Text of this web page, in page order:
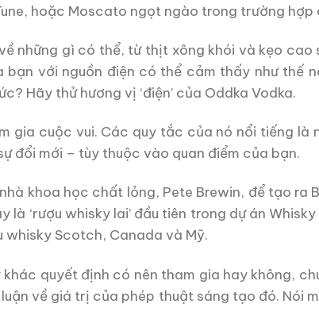
hoặc Moscato ngọt ngào trong trường
những gì có thể, từ thịt xông khói và kẹo cao
với nguồn điện có thể cảm thấy như thế
Hãy thử hương vị ‘điện’ của Oddka Vodka.
gia cuộc vui. Các quy tắc của nó nổi tiếng là
đổi mới – tùy thuộc vào quan điểm của bạn.
khoa học chất lỏng, Pete Brewin, để tạo ra
‘rượu whisky lai’ đầu tiên trong dự án
whisky Scotch, Canada và Mỹ.
quyết định có nên tham gia hay không,
về giá trị của phép thuật sáng tạo đó. Nói